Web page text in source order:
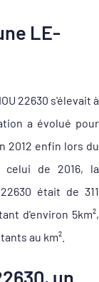
LE-
22630 s'élevait à
a évolué pour
2012 enfin lors du
celui de 2016, la
était de 311
d'environ 5km²,
au km².
un